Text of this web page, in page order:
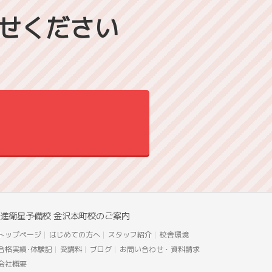
ください
衛星予備校 金沢本町校のご案内
トップページ はじめての方へ スタッフ紹介
校舎環境
格実績･体験記
受講料 ブログ
お問い合わせ・資料請求
社概要